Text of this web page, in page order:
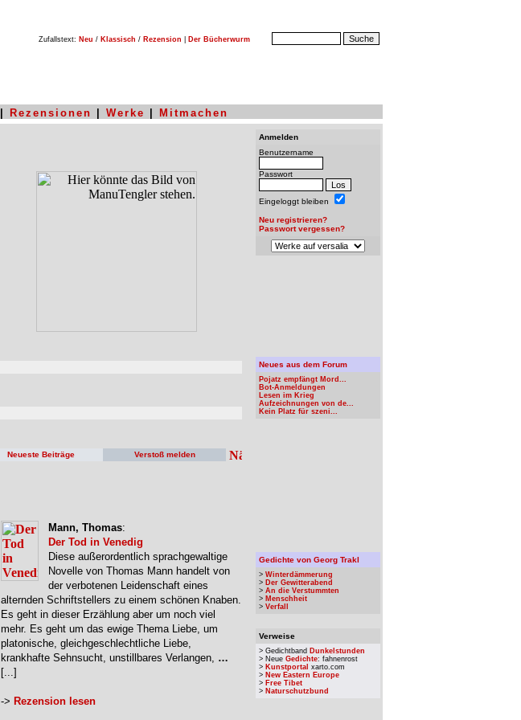
Zufallstext: Neu / Klassisch / Rezension Der Bücherwurm
Rezensionen Werke Mitmachen
Neueste Beiträge Verstoß melden
Mann, Thomas:
Der Tod in Venedig
Diese außerordentlich sprachgewaltige
Novelle von Thomas Mann handelt von
der verbotenen Leidenschaft eines
alternden Schriftstellers zu einem schönen Knaben.
Es geht in dieser Erzählung aber um noch viel
mehr. Es geht um das ewige Thema Liebe, um
platonische, gleichgeschlechtliche Liebe,
krankhafte Sehnsucht, unstillbares Verlangen, …
[...]
-> Rezension lesen
Anmelden
Benutzername
Passwort
Eingeloggt bleiben
Neu registrieren?
Passwort vergessen?
Neues aus dem Forum
Pojatz empfängt Mord...
Bot-Anmeldungen
Lesen im Krieg
Aufzeichnungen von de...
Kein Platz für szeni...
Gedichte von Georg Trakl
> Winterdämmerung
> Der Gewitterabend
> An die Verstummten
> Menschheit
> Verfall
Verweise
> Gedichtband Dunkelstunden
> Neue Gedichte: fahnenrost
> Kunstportal xarto.com
> New Eastern Europe
> Free Tibet
> Naturschutzbund